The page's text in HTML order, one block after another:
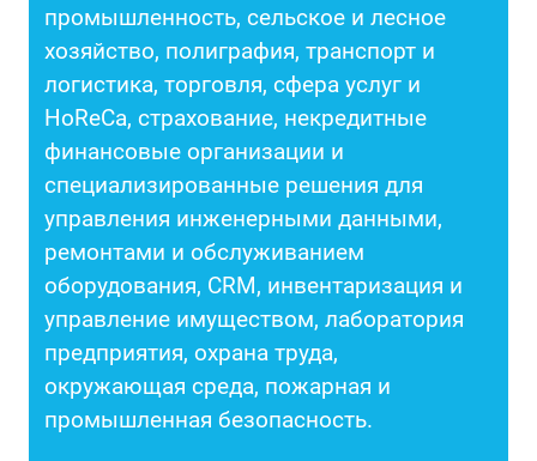
промышленность, сельское и лесное
хозяйство, полиграфия, транспорт и
логистика, торговля, сфера услуг и
HoReCa, страхование, некредитные
финансовые организации и
специализированные решения для
управления инженерными данными,
ремонтами и обслуживанием
оборудования, CRM, инвентаризация и
управление имуществом, лаборатория
предприятия, охрана труда,
окружающая среда, пожарная и
промышленная безопасность.